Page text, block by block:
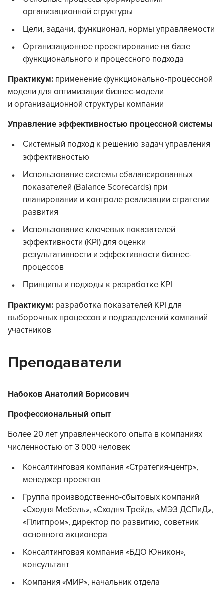
организационной структуры
Цели, задачи, функционал, нормы управляемости
Организационное проектирование на базе
функционального и процессного подхода
Практикум: применение функционально-процессной
модели для оптимизации бизнес-модели
и организационной структуры компании
Управление эффективностью процессной системы
Системный подход к решению задач управления
эффективностью
Использование системы сбалансированных
показателей (Balance Scorecards) при
планировании и контроле реализации стратегии
развития
Использование ключевых показателей
эффективности (KPI) для оценки
результативности и эффективности бизнес-
процессов
Принципы и подходы к разработке KPI
Практикум: разработка показателей KPI для
выборочных процессов и подразделений компаний
участников
Преподаватели
Набоков Анатолий Борисович
Профессиональный опыт
Более 20 лет управленческого опыта в компаниях
численностью от 3 000 человек
Консалтинговая компания «Стратегия-центр»,
менеджер проектов
Группа производственно-сбытовых компаний
«Сходня Мебель», «Сходня Трейд», «МЭЗ ДСПиД»,
«Плитпром», директор по развитию, советник
основного акционера
Консалтинговая компания «БДО Юникон»,
консультант
Компания «МИР», начальник отдела